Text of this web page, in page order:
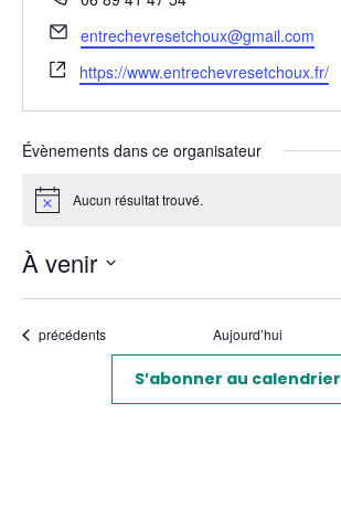
Email
entrechevresetchoux@gmail.com
Site
web
https://www.entrechevresetchoux.fr/
Évènements dans ce organisateur
Notice Aucun résultat trouvé.
À venir
date.
Évènements
précédents Aujourd’hui
S’abonner au calendrier